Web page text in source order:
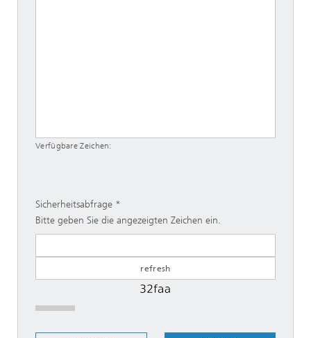
Verfügbare Zeichen:
Sicherheitsabfrage
Bitte geben Sie die angezeigten Zeichen ein.